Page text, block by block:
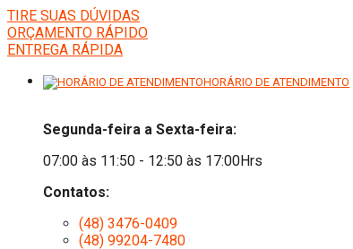
TIRE SUAS DÚVIDAS
ORÇAMENTO RÁPIDO
ENTREGA RÁPIDA
HORÁRIO DE ATENDIMENTO
Segunda-feira a Sexta-feira:
07:00 às 11:50 - 12:50 às 17:00Hrs
Contatos:
(48) 3476-0409
(48) 99204-7480